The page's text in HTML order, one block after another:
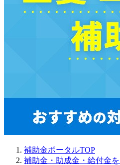
補助金ポータルTOP
補助金・助成金・給付金